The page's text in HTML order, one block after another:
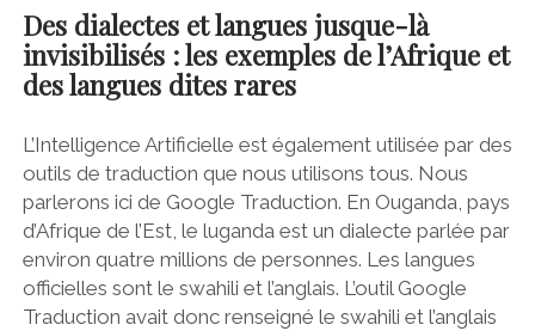
Des dialectes et langues jusque-là
invisibilisés : les exemples de l’Afrique et
des langues dites rares
L’Intelligence Artificielle est également utilisée par des
outils de traduction que nous utilisons tous. Nous
parlerons ici de Google Traduction. En Ouganda, pays
d’Afrique de l’Est, le luganda est un dialecte parlée par
environ quatre millions de personnes. Les langues
officielles sont le swahili et l’anglais. L’outil Google
Traduction avait donc renseigné le swahili et l’anglais